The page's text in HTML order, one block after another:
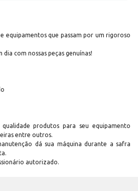
equipamentos que passam por um rigoroso
dia com nossas peças genuínas!
produtos para seu equipamento
entre outros.
dá sua máquina durante a safra
autorizado.